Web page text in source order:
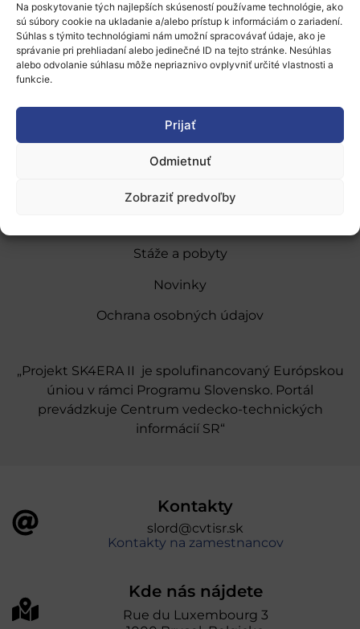
Na poskytovanie tých najlepších skúseností používame technológie, ako
sú súbory cookie na ukladanie a/alebo prístup k informáciám o zariadení.
Súhlas s týmito technológiami nám umožní spracovávať údaje, ako je
správanie pri prehliadaní alebo jedinečné ID na tejto stránke. Nesúhlas
alebo odvolanie súhlasu môže nepriaznivo ovplyvniť určité vlastnosti a
funkcie.
Prijať
Odmietnuť
Zobraziť predvoľby
Pridať do Google Kalendára
O nás
Naše služby
Stáže a pobyty
Novinky
Ochrana osobných údajov
„Projekt SK4ERA II je spolufinancovaný Európskou
úniou v rámci Programu Slovensko. Portál
prevádzkuje Centrum vedecko-technických
informácií SR“
Kontakty
slord@cvtisr.sk
Kontakty na zamestnancov
Kde nás nájdete
Rue du Luxembourg 3